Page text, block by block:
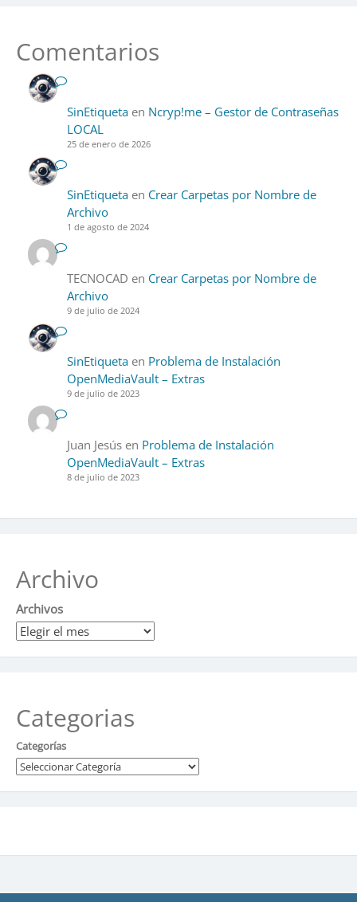
Comentarios
SinEtiquetaen Ncryp!me – Gestor de Contraseñas
LOCAL
25 de enero de 2026
SinEtiquetaen Crear Carpetas por Nombre de
Archivo
1 de agosto de 2024
TECNOCAD en Crear Carpetas por Nombre de
Archivo
9 de julio de 2024
SinEtiquetaen Problema de Instalación
OpenMediaVault – Extras
9 de julio de 2023
Juan Jesúsen Problema de Instalación
OpenMediaVault – Extras
8 de julio de 2023
Archivo
Archivos
Categorias
Categorías